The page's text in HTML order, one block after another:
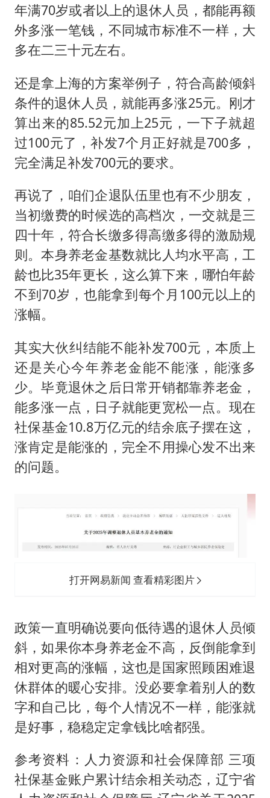
年满70岁或者以上的退休人员，都能再额
外多涨一笔钱，不同城市标准不一样，大
多在二三十元左右。
还是拿上海的方案举例子，符合高龄倾斜
条件的退休人员，就能再多涨25元。刚才
算出来的85.52元加上25元，一下子就超
过100元了，补发7个月正好就是700多，
完全满足补发700元的要求。
再说了，咱们企退队伍里也有不少朋友，
当初缴费的时候选的高档次，一交就是三
四十年，符合长缴多得高缴多得的激励规
则。本身养老金基数就比人均水平高，工
龄也比35年更长，这么算下来，哪怕年龄
不到70岁，也能拿到每个月100元以上的
涨幅。
其实大伙纠结能不能补发700元，本质上
还是关心今年养老金能不能涨，能涨多
少。毕竟退休之后日常开销都靠养老金，
能多涨一点，日子就能更宽松一点。现在
社保基金10.8万亿元的结余底子摆在这，
涨肯定是能涨的，完全不用操心发不出来
的问题。
打开网易新闻 查看精彩图片
政策一直明确说要向低待遇的退休人员倾
斜，如果你本身养老金不高，反倒能拿到
相对更高的涨幅，这也是国家照顾困难退
休群体的暖心安排。没必要拿着别人的数
字和自己比，每个人情况不一样，能涨就
是好事，稳稳定定拿钱比啥都强。
参考资料：人力资源和社会保障部 三项
社保基金账户累计结余相关动态，辽宁省